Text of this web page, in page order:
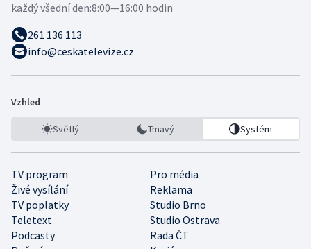
každý všední den:8:00—16:00 hodin
261 136 113
info@ceskatelevize.cz
Vzhled
Světlý Tmavý Systém
TV program
Pro média
Živé vysílání
Reklama
TV poplatky
Studio Brno
Teletext
Studio Ostrava
Podcasty
Rada ČT